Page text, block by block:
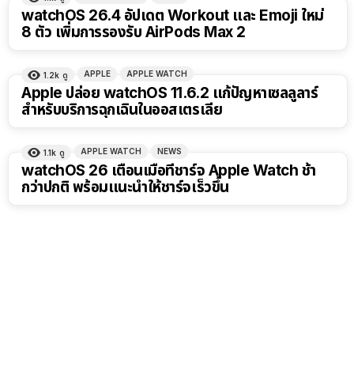
watchOS 26.4 อัปเดต Workout และ Emoji ใหม่
8 ตัว เพิ่มการรองรับ AirPods Max 2
1.2k ดู APPLE APPLE WATCH
Apple ปล่อย watchOS 11.6.2 แก้ปัญหาเซลลูลาร์
สำหรับบริการฉุกเฉินในออสเตรเลีย
1.1k ดู APPLE WATCH NEWS
watchOS 26 เตือนเมื่อที่ชาร์จ Apple Watch ช้า
กว่าปกติ พร้อมแนะนำให้ชาร์จเร็วขึ้น